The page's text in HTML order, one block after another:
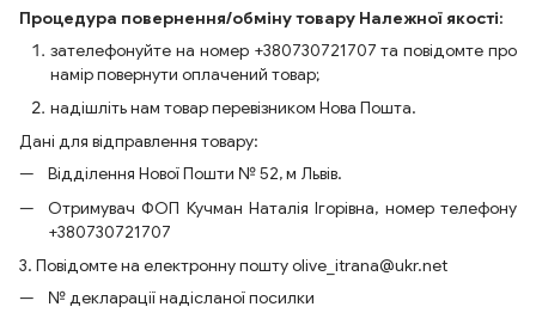
Процедура повернення/обміну товару Належної якості:
зателефонуйте на номер +380730721707 та повідомте про
намір повернути оплачений товар;
надішліть нам товар перевізником Нова Пошта.
Дані для відправлення товару:
Відділення Нової Пошти № 52, м Львів.
Отримувач ФОП Кучман Наталія Ігорівна, номер телефону
+380730721707
3. Повідомте на електронну пошту olive_itrana@ukr.net
№ декларації надісланої посилки